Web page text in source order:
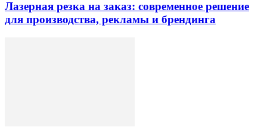
Лазерная резка на заказ: современное решение
для производства, рекламы и брендинга